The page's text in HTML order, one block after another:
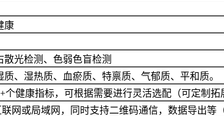
康
光检测、色弱色盲检测
、湿热质、血瘀质、特禀质、气郁质、平和质。
个健康指标，可根据需要进行灵活选配（可定制拓
网或局域网，同时支持二维码通信，数据导出等